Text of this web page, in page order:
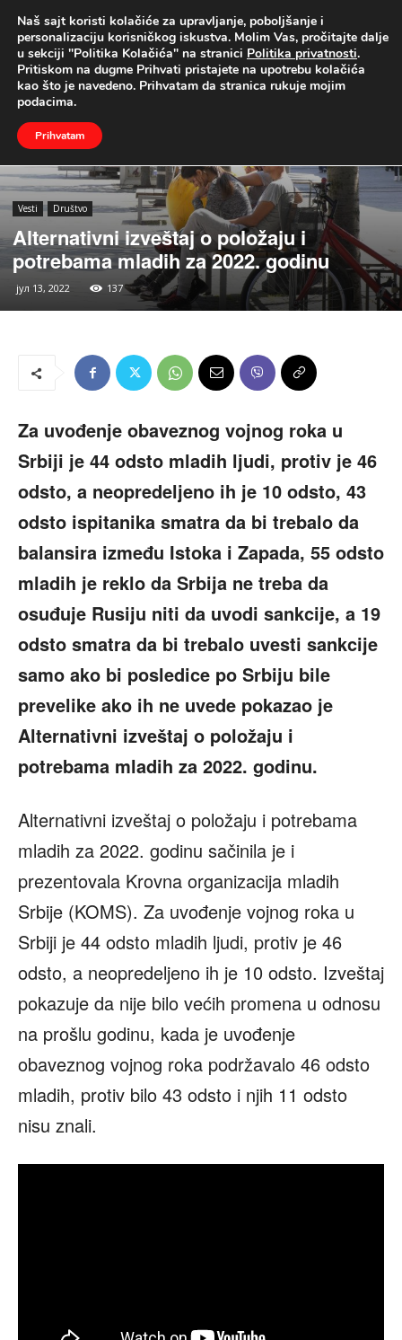
UŽIVO
Naslovna Vesti Društvo
Vesti Društvo
Alternativni izveštaj o položaju i
potrebama mladih za 2022. godinu
јул 13, 2022 137
Za uvođenje obaveznog vojnog roka u
Srbiji je 44 odsto mladih ljudi, protiv je 46
odsto, a neopredeljeno ih je 10 odsto, 43
odsto ispitanika smatra da bi trebalo da
balansira između Istoka i Zapada, 55 odsto
mladih je reklo da Srbija ne treba da
osuđuje Rusiju niti da uvodi sankcije, a 19
odsto smatra da bi trebalo uvesti sankcije
samo ako bi posledice po Srbiju bile
prevelike ako ih ne uvede pokazao je
Alternativni izveštaj o položaju i
potrebama mladih za 2022. godinu.
Alternativni izveštaj o položaju i potrebama
mladih za 2022. godinu sačinila je i
prezentovala Krovna organizacija mladih
Srbije (KOMS). Za uvođenje vojnog roka u
Srbiji je 44 odsto mladih ljudi, protiv je 46
odsto, a neopredeljeno ih je 10 odsto. Izveštaj
pokazuje da nije bilo većih promena u odnosu
na prošlu godinu, kada je uvođenje
obaveznog vojnog roka podržavalo 46 odsto
mladih, protiv bilo 43 odsto i njih 11 odsto
nisu znali.
Naš sajt koristi kolačiće za upravljanje, poboljšanje i
personalizaciju korisničkog iskustva. Molim Vas, pročitajte dalje
u sekciji "Politika Kolačića" na stranici Politika privatnosti.
Pritiskom na dugme Prihvati pristajete na upotrebu kolačića
kao što je navedeno. Prihvatam da stranica rukuje mojim
podacima.
Prihvatam